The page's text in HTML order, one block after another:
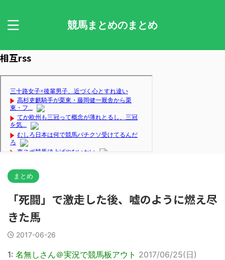
競馬まとめのまとめ
相互rss
まとめ
「死闘」で激走した後、嘘のように燃え尽
きた馬
2017-06-26
1: 名無しさん＠実況で競馬板アウト 2017/06/25(日)